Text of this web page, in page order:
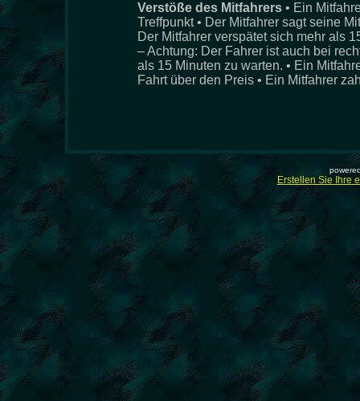
Verstöße des Mitfahrers • Ein
Treffpunkt • Der Mitfahrer sagt seine
Der Mitfahrer verspätet sich mehr als
– Achtung: Der Fahrer ist auch bei
als 15 Minuten zu warten. • Ein
Fahrt über den Preis • Ein Mitfahrer
Erstellen Sie Ihre